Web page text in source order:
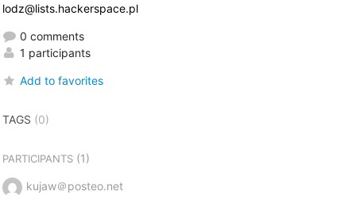
lodz@lists.hackerspace.pl
0 comments
1 participants
Add to favorites
TAGS (0)
PARTICIPANTS(1)
kujaw＠posteo.net